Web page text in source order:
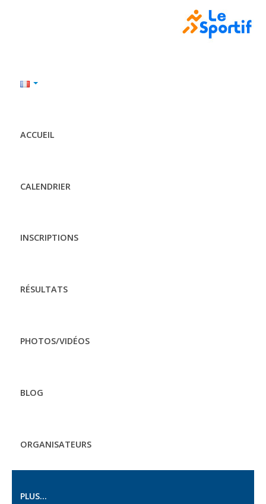
ACCUEIL
CALENDRIER
INSCRIPTIONS
RÉSULTATS
PHOTOS/VIDÉOS
BLOG
ORGANISATEURS
PLUS...